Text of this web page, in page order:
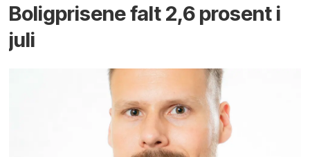
Boligprisene falt 2,6 prosent i
juli